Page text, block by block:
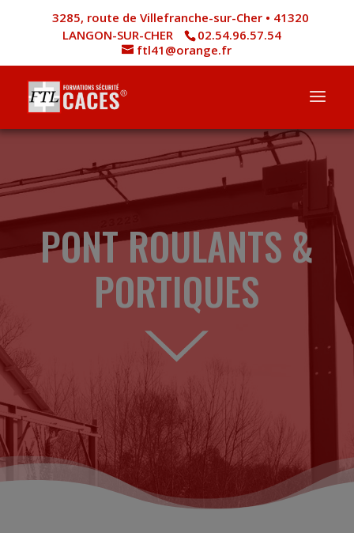
3285, route de Villefranche-sur-Cher • 41320
LANGON-SUR-CHER
02.54.96.57.54
ftl41@orange.fr
PONT ROULANTS &
PORTIQUES